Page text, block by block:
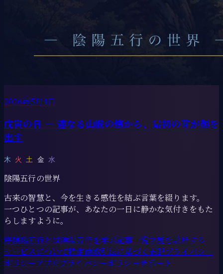
2026年5月4日
戊寅の日 ― 連なる山脈の懐から、最初の芽が顔を
出す
木 火 土 金 水
陰陽五行の世界
古来の智慧と、今を生きる感性を結ぶ言葉を綴ります。
一つひとつの記事が、あなたの一日に静かな気付きをもた
らしますように。
序陰陽五行とは陰陽五行を学ぶ記事一覧才能を診断する
サービスについて特定商取引法に基づく表記プライバシー
ポリシーアプリプライバシーポリシーサポート